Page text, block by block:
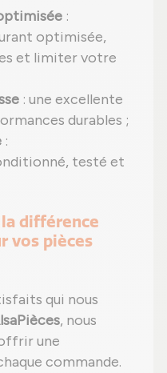
:
optimisée,
et limiter votre
: une excellente
durables ;
:
testé et
différence
vos pièces
qui nous
, nous
une
commande.